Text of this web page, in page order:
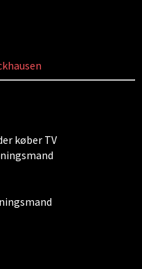
køber TV